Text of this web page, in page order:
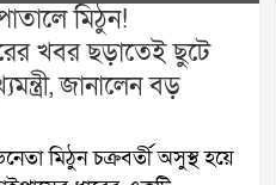
মিঠুন!
খবর ছড়াতেই ছুটে
জানালেন বড়
মিঠুন চক্রবর্তী অসুস্থ হয়ে